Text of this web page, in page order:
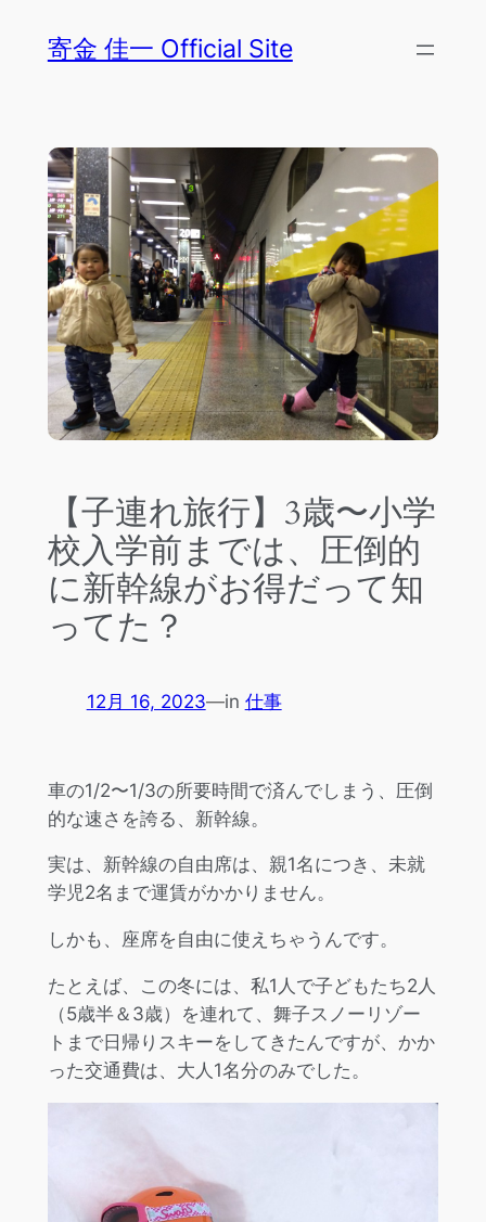
寄金 佳一 Official Site
【子連れ旅行】3歳〜小学
校入学前までは、圧倒的
に新幹線がお得だって知
ってた？
12月 16, 2023—in 仕事
車の1/2〜1/3の所要時間で済んでしまう、圧倒
的な速さを誇る、新幹線。
実は、新幹線の自由席は、親1名につき、未就
学児2名まで運賃がかかりません。
しかも、座席を自由に使えちゃうんです。
たとえば、この冬には、私1人で子どもたち2人
（5歳半＆3歳）を連れて、舞子スノーリゾー
トまで日帰りスキーをしてきたんですが、かか
った交通費は、大人1名分のみでした。